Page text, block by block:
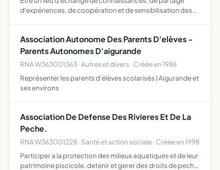
d'expériences, de coopération et de sensibilisation des
a…
Association Autonome Des Parents D'elèves -
Parents Autonomes D'aigurande
RNA W363001363 · Autres et divers · Créée en 1986
Représenter les parents d'élèves scolarisés ) Aigurande et
ses environs
Association De Defense Des Rivieres Et De La
Peche.
RNA W363001228 · Santé et action sociale · Créée en 1998
Participer a la protection des milieux aquatiques et de leur
patrimoine piscicole. detenir et gerer des droits de peche.